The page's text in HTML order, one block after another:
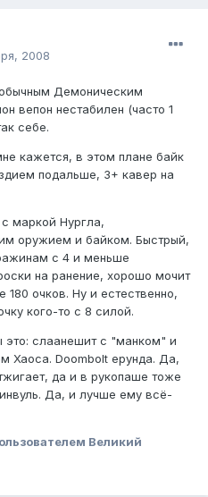
2008
Демоническим
вепон нестабилен (часто 1
себе.
кажется, в этом плане байк
подальше, 3+ кавер на
маркой Нургла,
оружием и байком. Быстрый,
с 4 и меньше
на ранение, хорошо мочит
очков. Ну и естественно,
кого-то с 8 силой.
слаанешит с "манком" и
Хаоса. Doombolt ерунда. Да,
да и в рукопаше тоже
Да, и лучше ему всё-
Великий